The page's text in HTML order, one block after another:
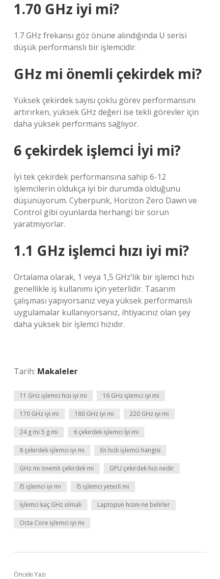
1.70 GHz iyi mi?
1.7 GHz frekansı göz önüne alındığında U serisi
düşük performanslı bir işlemcidir.
GHz mi önemli çekirdek mi?
Yüksek çekirdek sayısı çoklu görev performansını
artırırken, yüksek GHz değeri ise tekli görevler için
daha yüksek performans sağlıyor.
6 çekirdek işlemci İyi mi?
İyi tek çekirdek performansına sahip 6-12
işlemcilerin oldukça iyi bir durumda olduğunu
düşünüyorum. Cyberpunk, Horizon Zero Dawn ve
Control gibi oyunlarda herhangi bir sorun
yaratmıyorlar.
1.1 GHz işlemci hızı iyi mi?
Ortalama olarak, 1 veya 1,5 GHz’lik bir işlemci hızı
genellikle iş kullanımı için yeterlidir. Tasarım
çalışması yapıyorsanız veya yüksek performanslı
uygulamalar kullanıyorsanız, ihtiyacınız olan şey
daha yüksek bir işlemci hızıdır.
Tarih: Makaleler
11 GHz işlemci hızı iyi mi 16 GHz işlemci iyi mi
170 GHz iyi mi 180 GHz iyi mi 220 GHz iyi mi
24 g mi 5 g mi 6 çekirdek işlemci İyi mi
8 çekirdek işlemci iyi mi En hızlı işlemci hangisi
GHz mi önemli çekirdek mi GPU çekirdek hızı nedir
İ5 işlemci iyi mi İ5 işlemci yeterli mi
İşlemci kaç GHz olmalı Laptopun hızını ne belirler
Octa Core işlemci iyi mi
Önceki Yazı